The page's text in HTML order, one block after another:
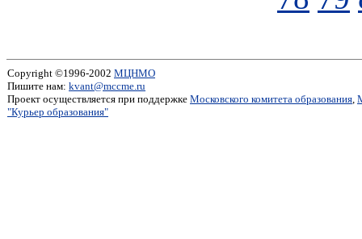
Copyright ©1996-2002 МЦНМО
Пишите нам: kvant@mccme.ru
Проект осуществляется при поддержке Московского комитета образования,
"Курьер образования"